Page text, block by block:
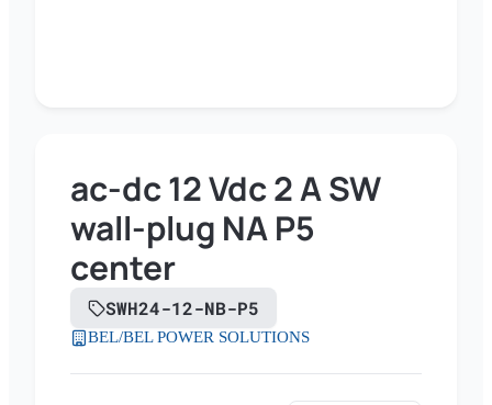
ac-dc 12 Vdc 2 A SW
wall-plug NA P5
center
SWH24-12-NB-P5
BEL/BEL POWER SOLUTIONS